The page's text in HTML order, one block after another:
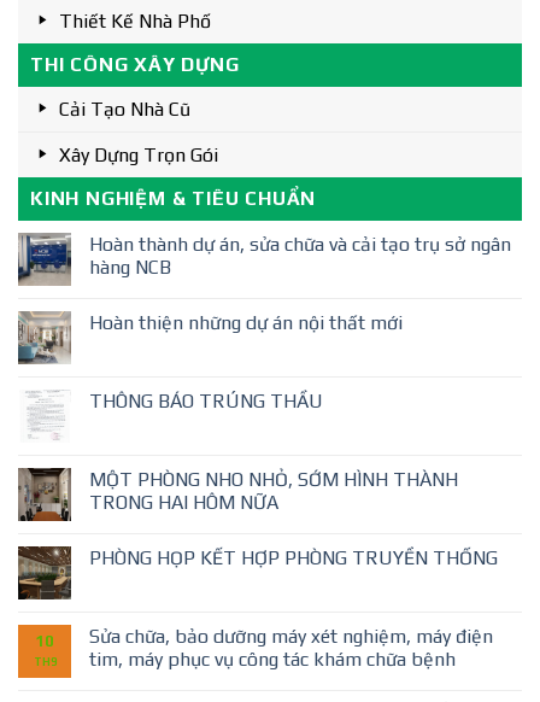
Thiết Kế Nhà Phố
THI CÔNG XÂY DỰNG
Cải Tạo Nhà Cũ
Xây Dựng Trọn Gói
KINH NGHIỆM & TIÊU CHUẨN
Hoàn thành dự án, sửa chữa và cải tạo trụ sở ngân
hàng NCB
Hoàn thiện những dự án nội thất mới
THÔNG BÁO TRÚNG THẦU
MỘT PHÒNG NHO NHỎ, SỚM HÌNH THÀNH
TRONG HAI HÔM NỮA
PHÒNG HỌP KẾT HỢP PHÒNG TRUYỀN THỐNG
10
TH9
Sửa chữa, bảo dưỡng máy xét nghiệm, máy điện
tim, máy phục vụ công tác khám chữa bệnh